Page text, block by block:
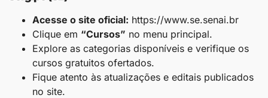
Acesse o site oficial: https://www.se.senai.br
Clique em “Cursos” no menu principal.
Explore as categorias disponíveis e verifique os
cursos gratuitos ofertados.
Fique atento às atualizações e editais publicados
no site.